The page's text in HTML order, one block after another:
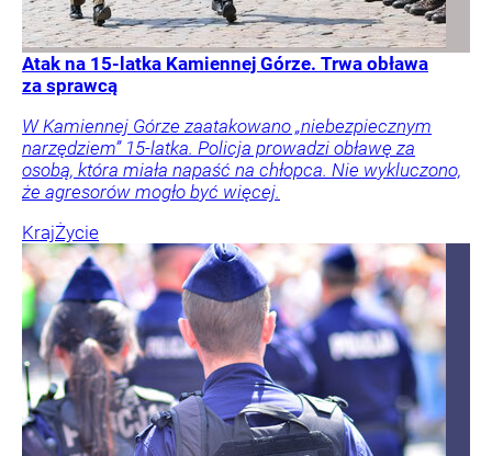
Atak na 15-latka Kamiennej Górze. Trwa obława
za sprawcą
W Kamiennej Górze zaatakowano „niebezpiecznym
narzędziem” 15-latka. Policja prowadzi obławę za
osobą, która miała napaść na chłopca. Nie wykluczono,
że agresorów mogło być więcej.
KrajŻycie